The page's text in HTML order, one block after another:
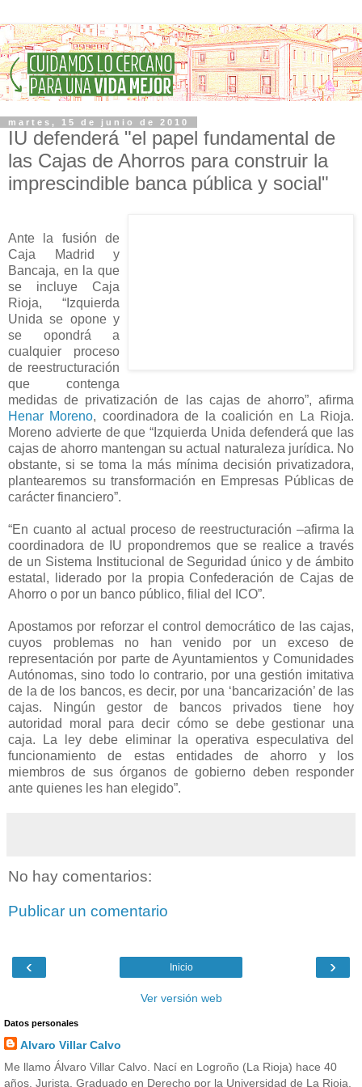
martes, 15 de junio de 2010
IU defenderá "el papel fundamental de
las Cajas de Ahorros para construir la
imprescindible banca pública y social"
Ante la fusión de
Caja Madrid y
Bancaja, en la que
se incluye Caja
Rioja, “Izquierda
Unida se opone y
se opondrá a
cualquier proceso
de reestructuración
que contenga
medidas de privatización de las cajas de ahorro”, afirma
Henar Moreno, coordinadora de la coalición en La Rioja.
Moreno advierte de que “Izquierda Unida defenderá que las
cajas de ahorro mantengan su actual naturaleza jurídica. No
obstante, si se toma la más mínima decisión privatizadora,
plantearemos su transformación en Empresas Públicas de
carácter financiero”.
“En cuanto al actual proceso de reestructuración –afirma la
coordinadora de IU propondremos que se realice a través
de un Sistema Institucional de Seguridad único y de ámbito
estatal, liderado por la propia Confederación de Cajas de
Ahorro o por un banco público, filial del ICO”.
Apostamos por reforzar el control democrático de las cajas,
cuyos problemas no han venido por un exceso de
representación por parte de Ayuntamientos y Comunidades
Autónomas, sino todo lo contrario, por una gestión imitativa
de la de los bancos, es decir, por una ‘bancarización’ de las
cajas. Ningún gestor de bancos privados tiene hoy
autoridad moral para decir cómo se debe gestionar una
caja. La ley debe eliminar la operativa especulativa del
funcionamiento de estas entidades de ahorro y los
miembros de sus órganos de gobierno deben responder
ante quienes les han elegido”.
No hay comentarios:
Publicar un comentario
‹ ›
Inicio
Ver versión web
Datos personales
Alvaro Villar Calvo
Me llamo Álvaro Villar Calvo. Nací en Logroño (La Rioja) hace 40
años. Jurista. Graduado en Derecho por la Universidad de La Rioja.